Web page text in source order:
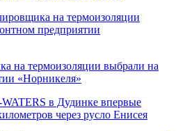
на термоизоляции выбрали на
«Норникеля»